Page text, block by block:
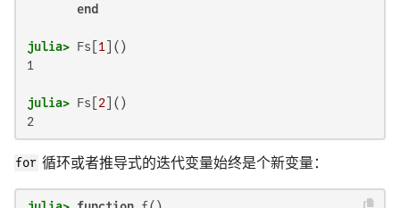
end
julia> Fs[ 1
1
julia> Fs[ 2
2
for 循环或者推导式的迭代变量始终是个新变量：